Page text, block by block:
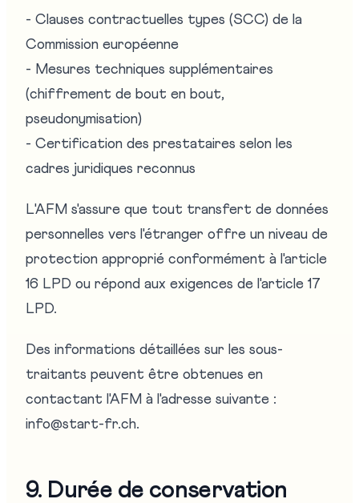
- Clauses contractuelles types (SCC) de la
Commission européenne
- Mesures techniques supplémentaires
(chiffrement de bout en bout,
pseudonymisation)
- Certification des prestataires selon les
cadres juridiques reconnus
L'AFM s'assure que tout transfert de données
personnelles vers l'étranger offre un niveau de
protection approprié conformément à l'article
16 LPD ou répond aux exigences de l'article 17
LPD.
Des informations détaillées sur les sous-
traitants peuvent être obtenues en
contactant l'AFM à l'adresse suivante :
info@start-fr.ch.
9. Durée de conservation